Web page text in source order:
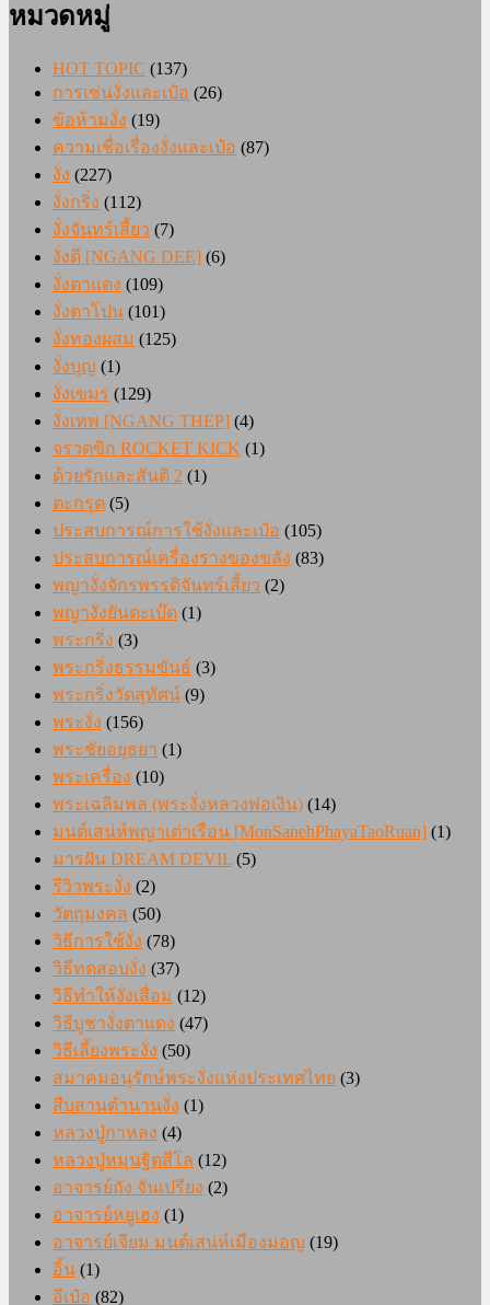
หมวดหมู่
HOT TOPIC (137)
การเซ่นงั่งและเป๋อ (26)
ข้อห้ามงั่ง (19)
ความเชื่อเรื่องงั่งและเป๋อ (87)
งั่ง (227)
งั่งกริ่ง (112)
งั่งจันทร์เสี้ยว (7)
งั่งดี [NGANG DEE] (6)
งั่งตาแดง (109)
งั่งตาโปน (101)
งั่งทองผสม (125)
งั่งบุญ (1)
งั่งเขมร (129)
งั่งเทพ [NGANG THEP] (4)
จรวดขิก ROCKET KICK (1)
ด้วยรักและสันติ 2 (1)
ตะกรุด (5)
ประสบการณ์การใช้งั่งและเป๋อ (105)
ประสบการณ์เครื่องรางของขลัง (83)
พญางั่งจักรพรรดิจันทร์เสี้ยว (2)
พญางั่งยันตะเบ๊ด (1)
พระกริ่ง (3)
พระกริ่งธรรมขันธ์ (3)
พระกริ่งวัดสุทัศน์ (9)
พระงั่ง (156)
พระชัยอยุธยา (1)
พระเครื่อง (10)
พระเฉลิมพล (พระงั่งหลวงพ่อเงิน) (14)
มนต์เสน่ห์พญาเต่าเรือน [MonSanehPhayaTaoRuan] (1)
มารฝัน DREAM DEVIL (5)
รีวิวพระงั่ง (2)
วัตถุมงคล (50)
วิธีการใช้งั่ง (78)
วิธีทดสอบงั่ง (37)
วิธีทำให้งั่งเสื่อม (12)
วิธีบูชางั่งตาแดง (47)
วิธีเลี้ยงพระงั่ง (50)
สมาคมอนุรักษ์พระงั่งแห่งประเทศไทย (3)
สืบสานตำนานงั่ง (1)
หลวงปู่กาหลง (4)
หลวงปู่หมุนฐิตสีโล (12)
อาจารย์ถัง จันเปรียง (2)
อาจารย์หยูเฮง (1)
อาจารย์เจียม มนต์เสน่ห์เมืองมอญ (19)
อิ้น (1)
อีเป๋อ (82)